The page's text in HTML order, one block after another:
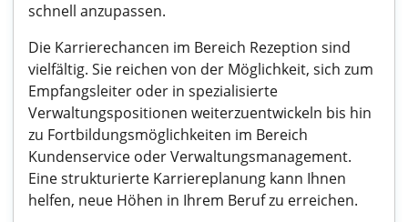
schnell anzupassen.
Die Karrierechancen im Bereich Rezeption sind
vielfältig. Sie reichen von der Möglichkeit, sich zum
Empfangsleiter oder in spezialisierte
Verwaltungspositionen weiterzuentwickeln bis hin
zu Fortbildungsmöglichkeiten im Bereich
Kundenservice oder Verwaltungsmanagement.
Eine strukturierte Karriereplanung kann Ihnen
helfen, neue Höhen in Ihrem Beruf zu erreichen.